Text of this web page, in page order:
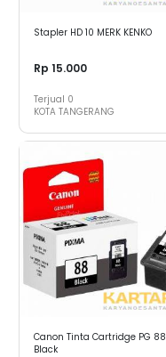
Stapler HD 10 MERK KENKO
Rp 15.000
Terjual 0
KOTA TANGERANG
Canon Tinta Cartridge PG 88
Black